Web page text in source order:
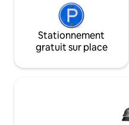
Stationnement
gratuit sur place